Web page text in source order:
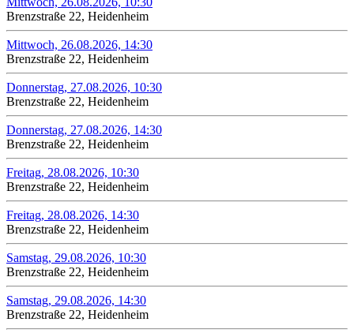
Brenzstraße 22, Heidenheim
Mittwoch, 26.08.2026, 14:30
Brenzstraße 22, Heidenheim
Donnerstag, 27.08.2026, 10:30
Brenzstraße 22, Heidenheim
Donnerstag, 27.08.2026, 14:30
Brenzstraße 22, Heidenheim
Freitag, 28.08.2026, 10:30
Brenzstraße 22, Heidenheim
Freitag, 28.08.2026, 14:30
Brenzstraße 22, Heidenheim
Samstag, 29.08.2026, 10:30
Brenzstraße 22, Heidenheim
Samstag, 29.08.2026, 14:30
Brenzstraße 22, Heidenheim